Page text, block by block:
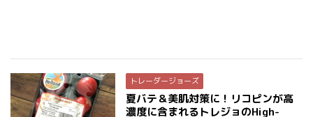
トレーダージョーズ
夏バテ＆美肌対策に！リコピンが高
濃度に含まれるトレジョのHigh-